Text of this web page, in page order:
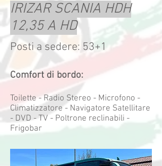
IRIZAR SCANIA HDH
12,35 A HD
Posti a sedere: 53+1
Comfort di bordo:
Toilette - Radio Stereo - Microfono -
Climatizzatore - Navigatore Satellitare
- DVD - TV - Poltrone reclinabili -
Frigobar